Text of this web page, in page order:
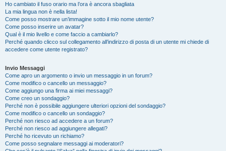
Ho cambiato il fuso orario ma l’ora è ancora sbagliata
La mia lingua non è nella lista!
Come posso mostrare un’immagine sotto il mio nome utente?
Come posso inserire un avatar?
Qual è il mio livello e come faccio a cambiarlo?
Perché quando clicco sul collegamento all’indirizzo di posta di un utente mi chiede di
accedere come utente registrato?
Invio Messaggi
Come apro un argomento o invio un messaggio in un forum?
Come modifico o cancello un messaggio?
Come aggiungo una firma ai miei messaggi?
Come creo un sondaggio?
Perché non è possibile aggiungere ulteriori opzioni del sondaggio?
Come modifico o cancello un sondaggio?
Perché non riesco ad accedere a un forum?
Perché non riesco ad aggiungere allegati?
Perché ho ricevuto un richiamo?
Come posso segnalare messaggi ai moderatori?